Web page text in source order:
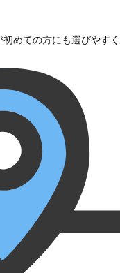
めての方にも選びやす